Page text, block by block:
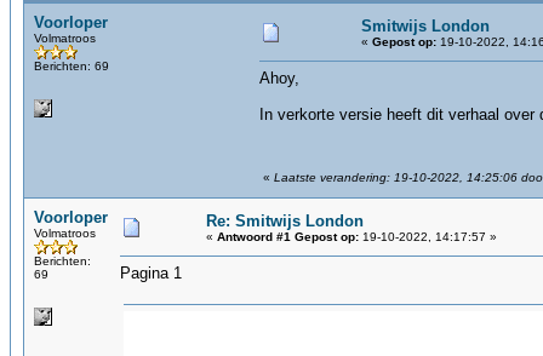
Voorloper
Volmatroos
Berichten: 69
Smitwijs London
« Gepost op: 19-10-2022,
Ahoy,
In verkorte versie heeft dit verhaal
« Laatste verandering: 19-10-2022, 14:25:06
Voorloper
Volmatroos
Berichten:
69
Re: Smitwijs London
« Antwoord #1 Gepost op: 19-10-2022, 14:17:57 »
Pagina 1